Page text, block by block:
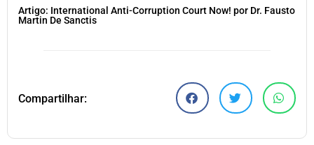
Artigo: International Anti-Corruption Court Now! por Dr. Fausto
Martin De Sanctis
Compartilhar: